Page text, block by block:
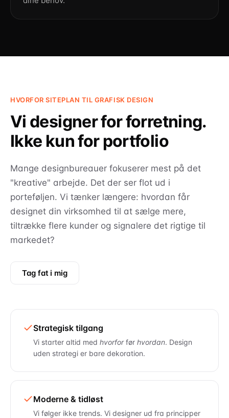
HVORFOR SITEPLAN TIL GRAFISK DESIGN
Vi designer for forretning.
Ikke kun for portfolio
Mange designbureauer fokuserer mest på det
"kreative" arbejde. Det der ser flot ud i
porteføljen. Vi tænker længere: hvordan får
designet din virksomhed til at sælge mere,
tiltrække flere kunder og signalere det rigtige til
markedet?
Tag fat i mig
Strategisk tilgang
Vi starter altid med hvorforfør hvordan. Design
uden strategi er bare dekoration.
Moderne & tidløst
Vi følger ikke trends. Vi designer ud fra principper